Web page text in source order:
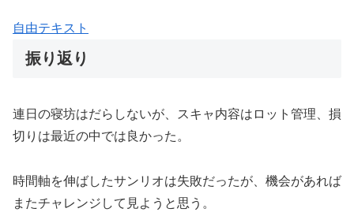
自由テキスト
振り返り
連日の寝坊はだらしないが、スキャ内容はロット管理、損
切りは最近の中では良かった。
時間軸を伸ばしたサンリオは失敗だったが、機会があれば
またチャレンジして見ようと思う。